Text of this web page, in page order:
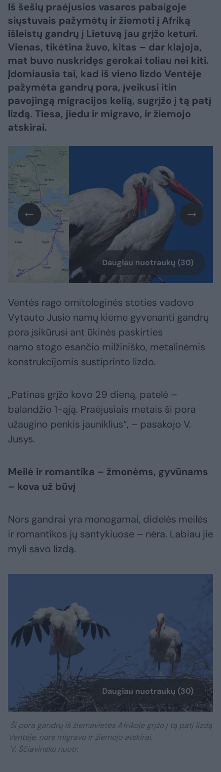
Iš šešių praėjusios vasaros pabaigoje
siųstuvais pažymėtų ir žiemoti į Afriką
išleistų gandrų į Lietuvą jau grįžo keturi.
Vienas, tikėtina žuvo, kitas – dar klajoja,
mat buvo nuskridęs gerokai toliau nei kiti.
Įdomiausia tai, kad iš vieno lizdo Ventėje
pažymėta gandrų pora, įveikusi itin
pavojingą migracijos kelią, sugrįžo į tą patį
lizdą. Tiesa, jiedu ir migravo, ir žiemojo
atskirai.
Daugiau nuotraukų (30)
Ventės rago ornitologinės stoties vadovo
Vytauto Jusio namų kieme gyvenanti gandrų
pora įsikūrusi ant ūkinės paskirties
namo stogo esančio milžiniško, metalinėmis
konstrukcijomis sustiprinto lizdo.
„Patinas grįžo kovo 29 dieną, patelė –
balandžio 1-ąją. Praėjusiais metais ši pora
užaugino penkis jauniklius“, – pasakojo V.
Jusys.
Meilė ir romantika – žmonėms, gyvūnams
– kova už būvį
Nors gandrai yra monogamai, didelės meilės
ir romantikos jų santykiuose – nėra. Labiau jie
myli savo lizdą.
Daugiau nuotraukų (30)
Ši pora gandrų iš žiemavietės Afrikoje grįžo į tą patį lizdą
Ventėje, nors migravo ir žiemojo atskirai.
V. Ščiavinsko nuotr.